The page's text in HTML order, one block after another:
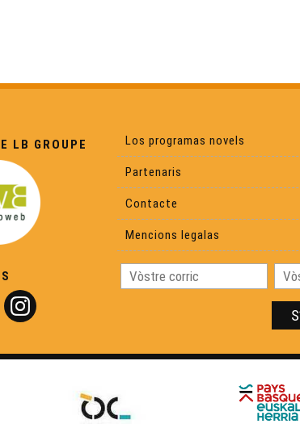
Yan Cozian : L'estaca
Eric Fraj 02
LB GROUPE Los programas novels
Partenaris
Contacte
Mencions legalas